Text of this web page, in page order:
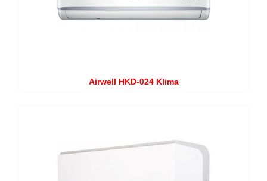
Airwell HKD-024 Klima